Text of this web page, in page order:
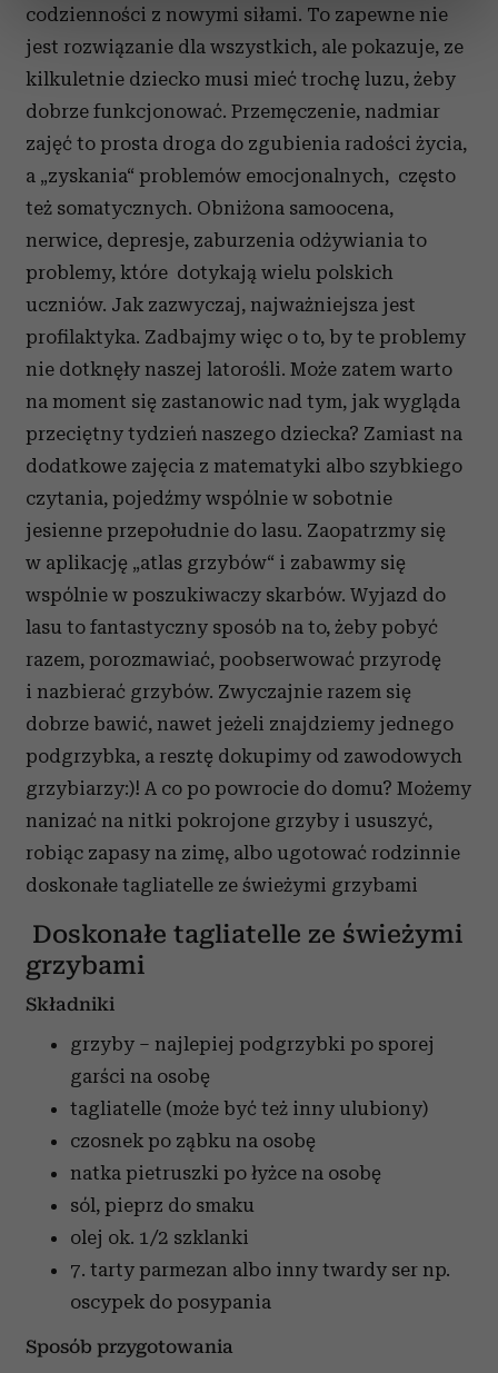
. W Deklaracji plików cookie możesz
zmienić lub wycofać swoją zgodę w dowolnej chwili.
Wykorzystujemy pliki cookie do spersonalizowania treści
i reklam, aby oferować funkcje społecznościowe i
korzystasz z naszej witryny, udostępniamy partnerom
społecznościowym, reklamowym i analitycznym.
Partnerzy mogą połączyć te informacje z innymi danymi
otrzymanymi od Ciebie lub uzyskanymi podczas
korzystania z ich usług.
codzienności z nowymi siłami. To zapewne nie
jest rozwiązanie dla wszystkich, ale pokazuje, ze
kilkuletnie dziecko musi mieć trochę luzu, żeby
dobrze funkcjonować. Przemęczenie, nadmiar
zajęć to prosta droga do zgubienia radości życia,
a „zyskania“ problemów emocjonalnych, często
też somatycznych. Obniżona samoocena,
nerwice, depresje, zaburzenia odżywiania to
problemy, które dotykają wielu polskich
uczniów. Jak zazwyczaj, najważniejsza jest
profilaktyka. Zadbajmy więc o to, by te problemy
nie dotknęły naszej latorośli. Może zatem warto
na moment się zastanowic nad tym, jak wygląda
przeciętny tydzień naszego dziecka? Zamiast na
dodatkowe zajęcia z matematyki albo szybkiego
czytania, pojedźmy wspólnie w sobotnie
jesienne przepołudnie do lasu. Zaopatrzmy się
w aplikację „atlas grzybów“ i zabawmy się
wspólnie w poszukiwaczy skarbów. Wyjazd do
lasu to fantastyczny sposób na to, żeby pobyć
razem, porozmawiać, poobserwować przyrodę
i nazbierać grzybów. Zwyczajnie razem się
dobrze bawić, nawet jeżeli znajdziemy jednego
podgrzybka, a resztę dokupimy od zawodowych
grzybiarzy:)! A co po powrocie do domu? Możemy
nanizać na nitki pokrojone grzyby i ususzyć,
robiąc zapasy na zimę, albo ugotować rodzinnie
doskonałe tagliatelle ze świeżymi grzybami
Doskonałe tagliatelle ze świeżymi
grzybami
Składniki
grzyby – najlepiej podgrzybki po sporej
garści na osobę
tagliatelle (może być też inny ulubiony)
czosnek po ząbku na osobę
natka pietruszki po łyżce na osobę
sól, pieprz do smaku
olej ok. 1/2 szklanki
7. tarty parmezan albo inny twardy ser np.
oscypek do posypania
Sposób przygotowania